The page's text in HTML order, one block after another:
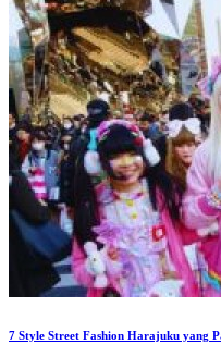
7 Style Street Fashion Harajuku yang